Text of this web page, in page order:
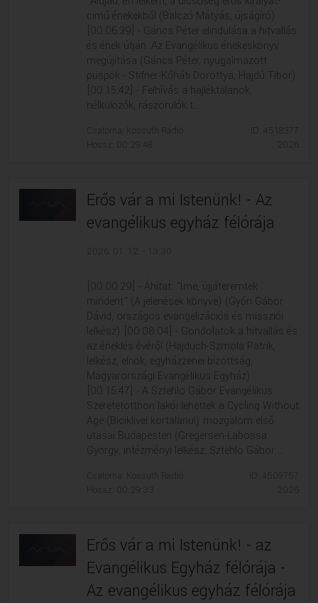
című énekekből (Balczó Mátyás, újságíró)
[00:06:39] - Gáncs Péter elindulása a hitvallás
és ének útján. Az Evangélikus énekeskönyv
megújítása (Gáncs Péter, nyugalmazott
püspök - Stifner-Kőháti Dorottya, Hajdú Tibor)
[00:15:42] - Felhívás a hajléktalanok,
nélkülözők, rászorulók t...
Csatorna: Kossuth Rádió
Hossz: 00:29:48
ID: 4518377
Erős vár a mi Istenünk! - Az
evangélikus egyház félórája
[00:00:29] - Áhítat: "Íme, újjáteremtek
mindent" (A jelenések könyve) (Győri Gábor
Dávid, országos evangelizációs és missziói
lelkész) [00:08:04] - Gondolatok a hitvallás és
az éneklés évéről (Hajduch-Szmola Patrik,
lelkész, elnök, egyházzenei bizottság,
Magyarországi Evangélikus Egyház)
[00:15:47] - A Sztehlo Gábor Evangélikus
Szeretetotthon lakói lehettek a Cycling Without
Age (Biciklivel kortalanul) mozgalom első
utasai Budapesten (Gregersen-​Labossa
György, intézményi lelkész, Sztehlo Gábor ...
Csatorna: Kossuth Rádió
Hossz: 00:29:33
ID: 4509757
Erős vár a mi Istenünk! - az
Evangélikus Egyház félórája -
Az evangélikus egyház félórája